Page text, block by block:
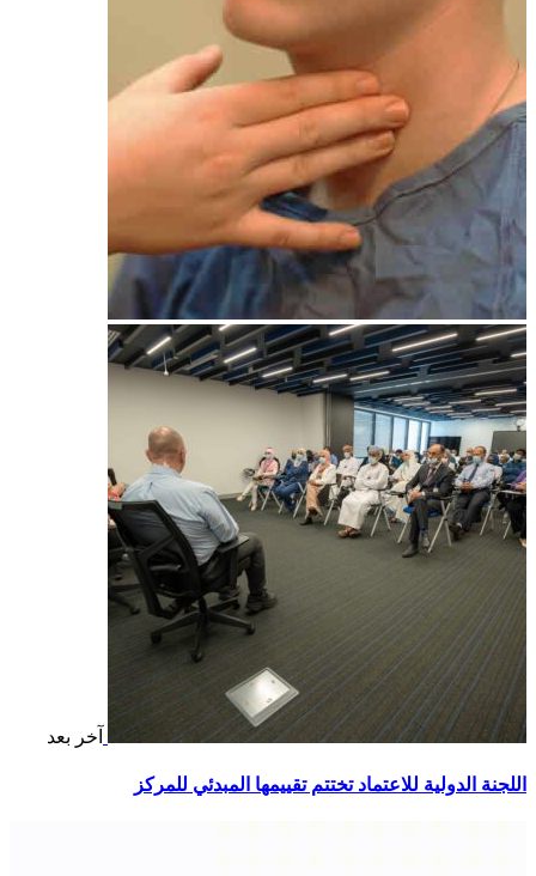
آخر بعد
اللجنة الدولية للاعتماد تختتم تقييمها المبدئي للمركز